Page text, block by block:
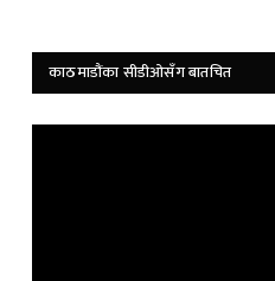
काठमाडौंका सीडीओसँग बातचित